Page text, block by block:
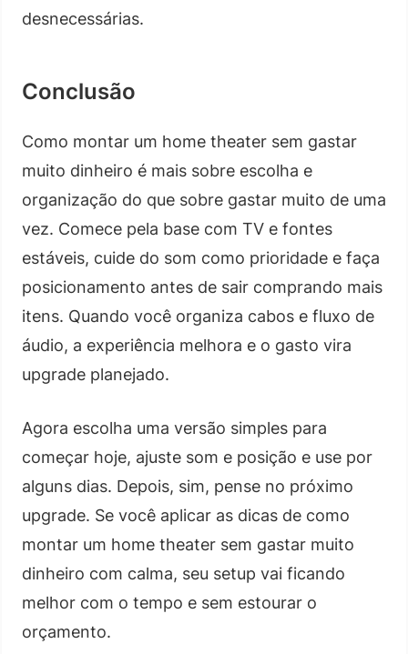
desnecessárias.
Conclusão
Como montar um home theater sem gastar
muito dinheiro é mais sobre escolha e
organização do que sobre gastar muito de uma
vez. Comece pela base com TV e fontes
estáveis, cuide do som como prioridade e faça
posicionamento antes de sair comprando mais
itens. Quando você organiza cabos e fluxo de
áudio, a experiência melhora e o gasto vira
upgrade planejado.
Agora escolha uma versão simples para
começar hoje, ajuste som e posição e use por
alguns dias. Depois, sim, pense no próximo
upgrade. Se você aplicar as dicas de como
montar um home theater sem gastar muito
dinheiro com calma, seu setup vai ficando
melhor com o tempo e sem estourar o
orçamento.